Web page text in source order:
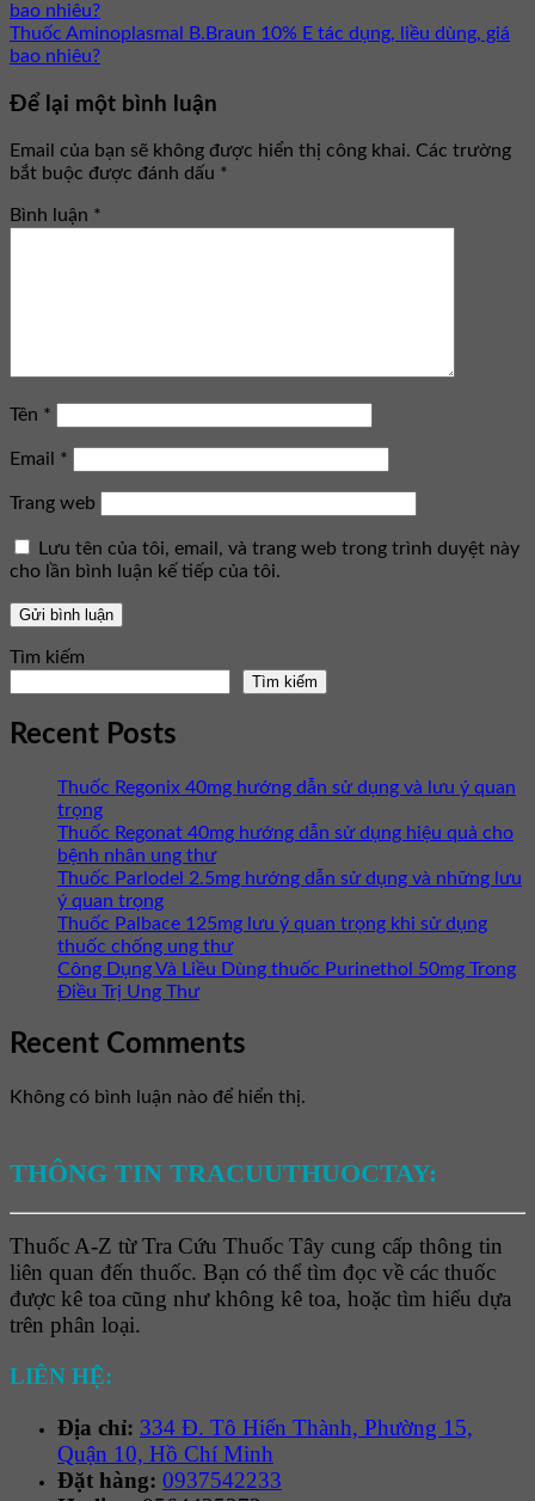
bao nhiêu?
Thuốc Aminoplasmal B.Braun 10% E tác dụng, liều dùng, giá
bao nhiêu?
Để lại một bình luận
Email của bạn sẽ không được hiển thị công khai. Các trường
bắt buộc được đánh dấu *
Bình luận *
Tên *
Email *
Trang web
Lưu tên của tôi, email, và trang web trong trình duyệt này
cho lần bình luận kế tiếp của tôi.
Tìm kiếm
Tìm kiếm
Recent Posts
Thuốc Regonix 40mg hướng dẫn sử dụng và lưu ý quan
trọng
Thuốc Regonat 40mg hướng dẫn sử dụng hiệu quả cho
bệnh nhân ung thư
Thuốc Parlodel 2.5mg hướng dẫn sử dụng và những lưu
ý quan trọng
Thuốc Palbace 125mg lưu ý quan trọng khi sử dụng
thuốc chống ung thư
Công Dụng Và Liều Dùng thuốc Purinethol 50mg Trong
Điều Trị Ung Thư
Recent Comments
Không có bình luận nào để hiển thị.
THÔNG TIN TRACUUTHUOCTAY:
Thuốc A-Z từ Tra Cứu Thuốc Tây cung cấp thông tin
liên quan đến thuốc. Bạn có thể tìm đọc về các thuốc
được kê toa cũng như không kê toa, hoặc tìm hiểu dựa
trên phân loại.
LIÊN HỆ:
Địa chỉ: 334 Đ. Tô Hiến Thành, Phường 15,
Quận 10, Hồ Chí Minh
Đặt hàng: 0937542233